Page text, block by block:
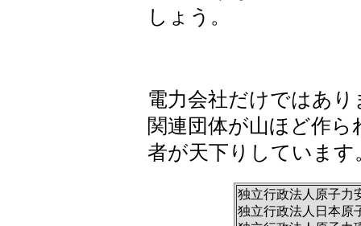
しょう。
電力会社だけではあり
関連団体が山ほど作
者が天下りしています
独立行政法人原子力
独立行政法人日本原